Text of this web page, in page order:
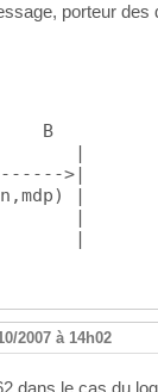
porteur des
B
>|
|
2007 à 14h02